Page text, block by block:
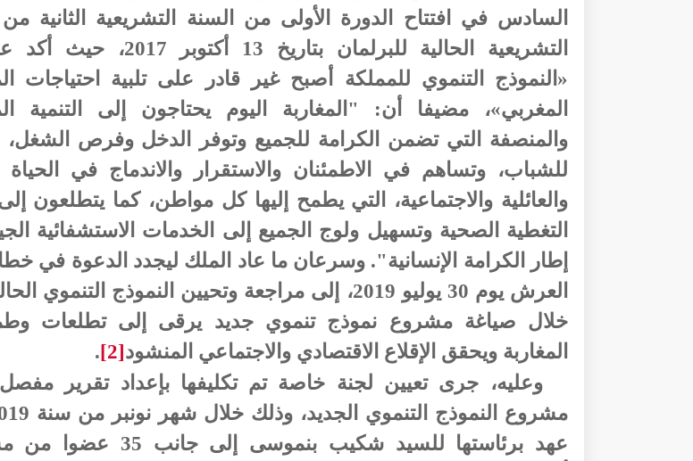
السادس في افتتاح الدورة الأولى من السنة التشريعية الثانية من
التشريعية الحالية للبرلمان بتاريخ 13
«النموذج التنموي للمملكة أصبح غير قادر على تلبية احتياجات
المغربي»، مضيفا أن: "المغاربة اليوم يحتاجون إلى التنمية
والمنصفة التي تضمن الكرامة للجميع وتوفر الدخل وفرص
للشباب، وتساهم في الاطمئنان والاستقرار والاندماج في الحياة
والعائلية والاجتماعية، التي يطمح إليها كل مواطن، كما يتطلعون
التغطية الصحية وتسهيل ولوج الجميع إلى الخدمات الاستشفائية
إطار الكرامة الإنسانية". وسرعان ما عاد الملك ليجدد الدعوة في
العرش يوم 30 يوليو 2019، إلى مراجعة وتحيين النموذج التنموي
خلال صياغة مشروع نموذج تنموي جديد يرقى إلى تطلعات
المغاربة ويحقق الإقلاع الاقتصادي والاجتماعي المنشود[2]
.
وعليه، جرى تعيين لجنة خاصة تم تكليفها بإعداد تقرير
عهد برئاستها للسيد شكيب بنموسى إلى